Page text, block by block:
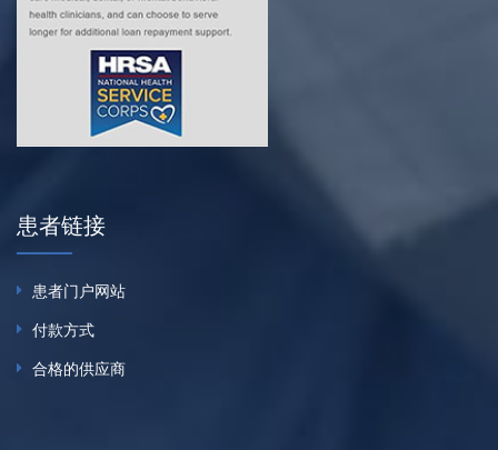
患者链接
患者门户网站
付款方式
合格的供应商